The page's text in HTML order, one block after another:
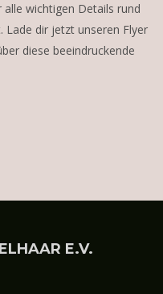
alle wichtigen Details rund
Lade dir jetzt unseren Flyer
diese beeindruckende
E.V.